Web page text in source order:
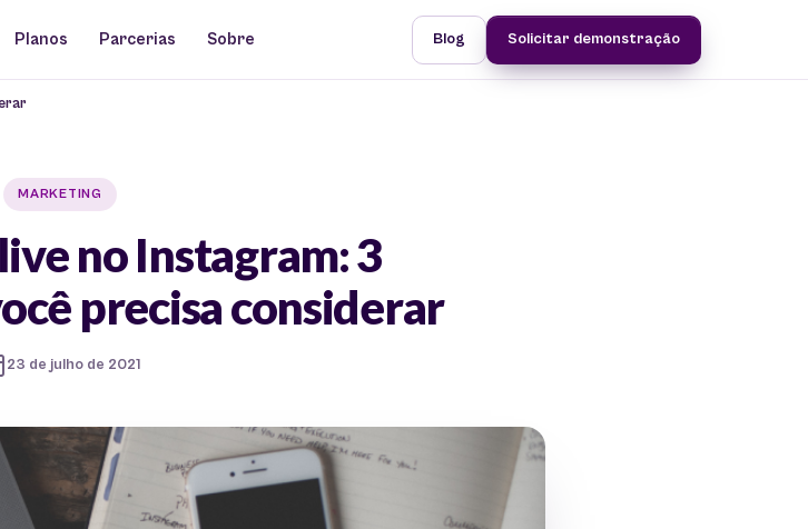
Planos Parcerias Sobre Blog Solicitar demonstração
MARKETING
no Instagram: 3
precisa considerar
23 de julho de 2021